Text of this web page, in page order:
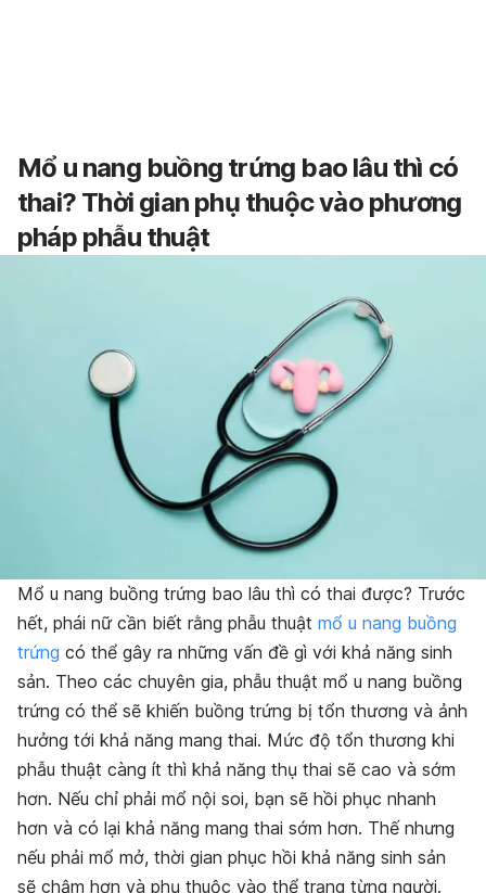
Mổ u nang buồng trứng bao lâu thì có
thai? Thời gian phụ thuộc vào phương
pháp phẫu thuật
Mổ u nang buồng trứng bao lâu thì có thai được? Trước
hết, phái nữ cần biết rằng phẫu thuật mổ u nang buồng
trứng có thể gây ra những vấn đề gì với khả năng sinh
sản. Theo các chuyên gia, phẫu thuật mổ u nang buồng
trứng có thể sẽ khiến buồng trứng bị tổn thương và ảnh
hưởng tới khả năng mang thai. Mức độ tổn thương khi
phẫu thuật càng ít thì khả năng thụ thai sẽ cao và sớm
hơn. Nếu chỉ phải mổ nội soi, bạn sẽ hồi phục nhanh
hơn và có lại khả năng mang thai sớm hơn. Thế nhưng
nếu phải mổ mở, thời gian phục hồi khả năng sinh sản
sẽ chậm hơn và phụ thuộc vào thể trạng từng người.